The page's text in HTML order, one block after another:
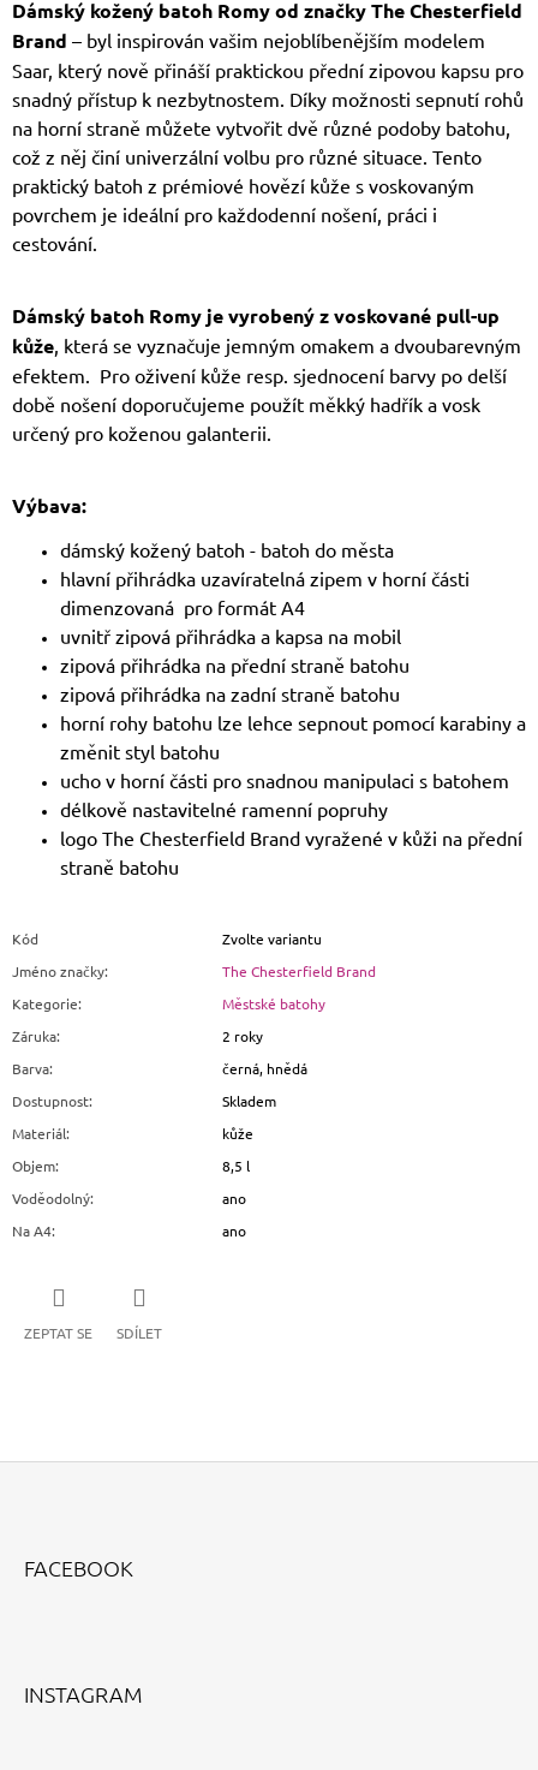
Dámský kožený batoh Romy od značky The Chesterfield
Brand – byl inspirován vašim nejoblíbenějším modelem
Saar, který nově přináší praktickou přední zipovou kapsu pro
snadný přístup k nezbytnostem. Díky možnosti sepnutí rohů
na horní straně můžete vytvořit dvě různé podoby batohu,
což z něj činí univerzální volbu pro různé situace. Tento
praktický batoh z prémiové hovězí kůže s voskovaným
povrchem je ideální pro každodenní nošení, práci i
cestování.
Dámský batoh Romy je vyrobený z voskované pull-up
kůže, která se vyznačuje jemným omakem a dvoubarevným
efektem. Pro oživení kůže resp. sjednocení barvy po delší
době nošení doporučujeme použít měkký hadřík a vosk
určený pro koženou galanterii.
Výbava:
dámský kožený batoh - batoh do města
hlavní přihrádka uzavíratelná zipem v horní části
dimenzovaná pro formát A4
uvnitř zipová přihrádka a kapsa na mobil
zipová přihrádka na přední straně batohu
zipová přihrádka na zadní straně batohu
horní rohy batohu lze lehce sepnout pomocí karabiny a
změnit styl batohu
ucho v horní části pro snadnou manipulaci s batohem
délkově nastavitelné ramenní popruhy
logo The Chesterfield Brand vyražené v kůži na přední
straně batohu
Kód
Zvolte variantu
Jméno značky:
The Chesterfield Brand
Kategorie:
Městské batohy
Záruka:
2 roky
Barva:
černá, hnědá
Dostupnost:
Skladem
Materiál:
kůže
Objem:
8,5 l
Voděodolný:
ano
Na A4: ano
ZEPTAT SE SDÍLET
FACEBOOK
INSTAGRAM